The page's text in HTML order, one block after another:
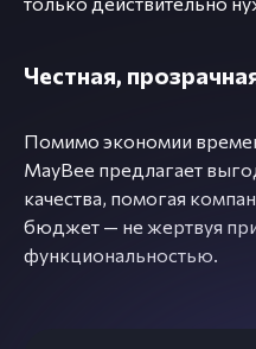
Честная,
Помимо экономии
MayBee предлагает
качества, помогая
бюджет — не жертвуя
функциональностью.